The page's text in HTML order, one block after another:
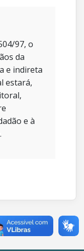
97, o
da
e indireta
estará,
e à